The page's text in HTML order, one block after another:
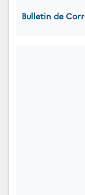
Bulletin de